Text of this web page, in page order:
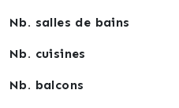
Nb. salles de bains
Nb. cuisines
Nb. balcons